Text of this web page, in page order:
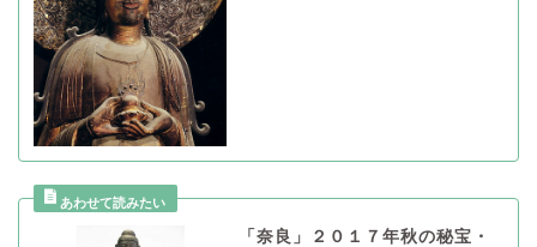
「奈良」２０１７年秋の秘宝・